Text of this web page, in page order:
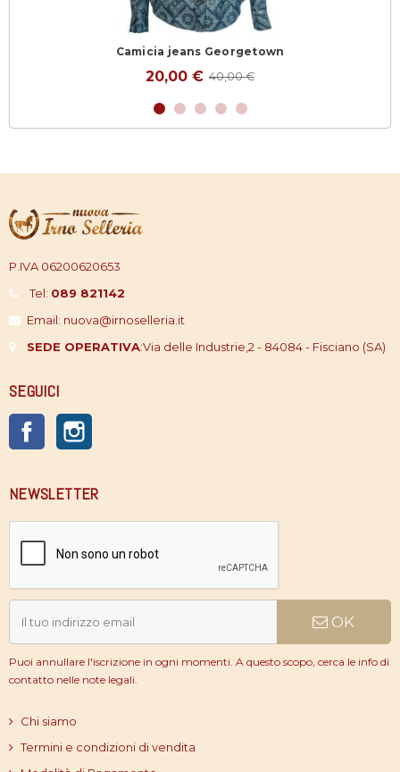
Camicia jeans Georgetown
20,00 € 40,00 €
P.IVA 06200620653
Tel: 089 821142
Email: nuova@irnoselleria.it
SEDE OPERATIVA:Via delle Industrie,2 - 84084 - Fisciano (SA)
SEGUICI
Facebook
NEWSLETTER
OK
Puoi annullare l'iscrizione in ogni momenti. A questo scopo, cerca le info di
contatto nelle note legali.
Chi siamo
Termini e condizioni di vendita